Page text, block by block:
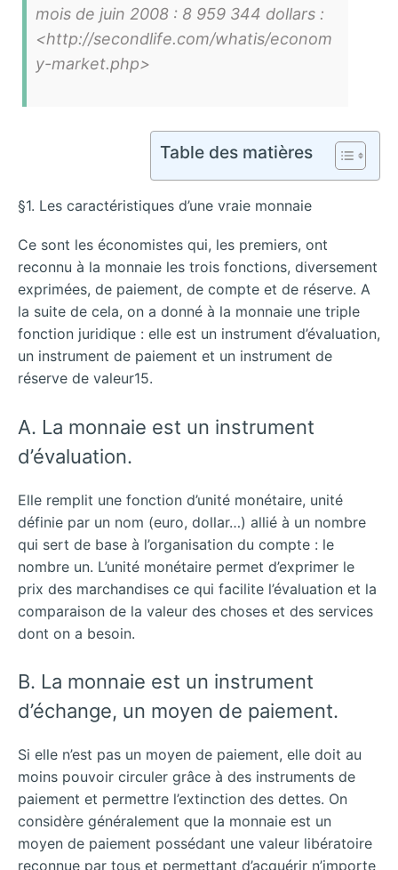
mois de juin 2008 : 8 959 344 dollars :
<http://secondlife.com/whatis/econom
y-market.php>
Table des matières
§1. Les caractéristiques d’une vraie monnaie
Ce sont les économistes qui, les premiers, ont
reconnu à la monnaie les trois fonctions, diversement
exprimées, de paiement, de compte et de réserve. A
la suite de cela, on a donné à la monnaie une triple
fonction juridique : elle est un instrument d’évaluation,
un instrument de paiement et un instrument de
réserve de valeur15.
A. La monnaie est un instrument
d’évaluation.
Elle remplit une fonction d’unité monétaire, unité
définie par un nom (euro, dollar…) allié à un nombre
qui sert de base à l’organisation du compte : le
nombre un. L’unité monétaire permet d’exprimer le
prix des marchandises ce qui facilite l’évaluation et la
comparaison de la valeur des choses et des services
dont on a besoin.
B. La monnaie est un instrument
d’échange, un moyen de paiement.
Si elle n’est pas un moyen de paiement, elle doit au
moins pouvoir circuler grâce à des instruments de
paiement et permettre l’extinction des dettes. On
considère généralement que la monnaie est un
moyen de paiement possédant une valeur libératoire
reconnue par tous et permettant d’acquérir n’importe